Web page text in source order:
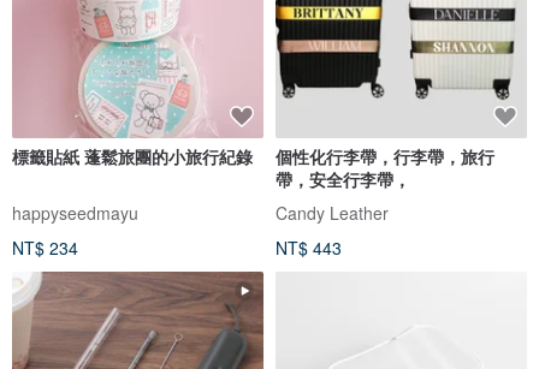
標籤貼紙 蓬鬆旅團的小旅行紀錄
happyseedmayu
NT$ 234
個性化行李帶，行李帶，旅行
帶，安全行李帶，
Candy Leather
NT$ 443